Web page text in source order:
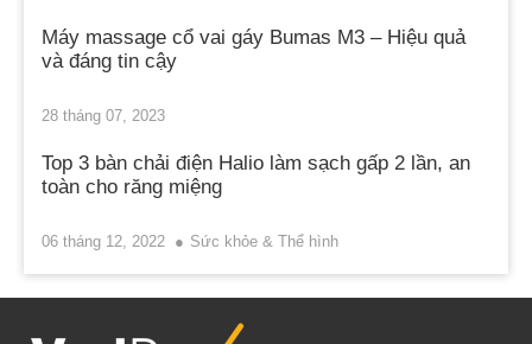
Máy massage cổ vai gáy Bumas M3 – Hiệu quả
và đáng tin cậy
28 tháng 07, 2023
Top 3 bàn chải điện Halio làm sạch gấp 2 lần, an
toàn cho răng miệng
06 tháng 12, 2022 Sức khỏe & Thể hình